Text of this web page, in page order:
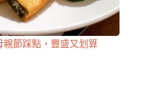
節踩點，豐盛又划算